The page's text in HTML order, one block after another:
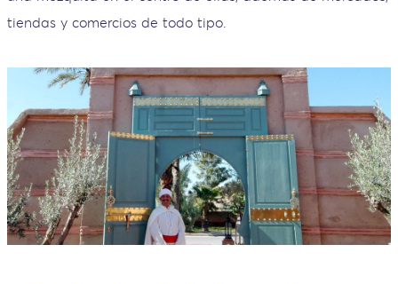
tiendas y comercios de todo tipo.